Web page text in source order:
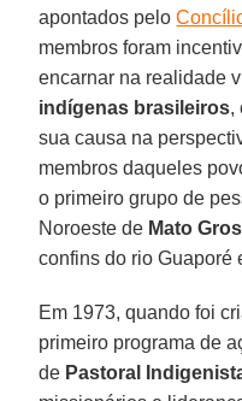
apontados pelo
membros foram
encarnar na realidade
indígenas brasileiros,
sua causa na
membros daqueles
o primeiro grupo de
Noroeste de Mato
confins do rio Guaporé
Em 1973, quando foi
primeiro programa de
de Pastoral